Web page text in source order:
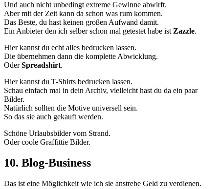
Und auch nicht unbedingt extreme Gewinne abwirft.
Aber mit der Zeit kann da schon was rum kommen.
Das Beste, du hast keinen großen Aufwand damit.
Ein Anbieter den ich selber schon mal getestet habe ist Zazzle.
Hier kannst du echt alles bedrucken lassen.
Die übernehmen dann die komplette Abwicklung.
OderSpreadshirt.
Hier kannst du T-Shirts bedrucken lassen.
Schau einfach mal in dein Archiv, vielleicht hast du da ein paar
Bilder.
Natürlich sollten die Motive universell sein.
So das sie auch gekauft werden.
Schöne Urlaubsbilder vom Strand.
Oder coole Graffittie Bilder.
10. Blog-Business
Das ist eine Möglichkeit wie ich sie anstrebe Geld zu verdienen.